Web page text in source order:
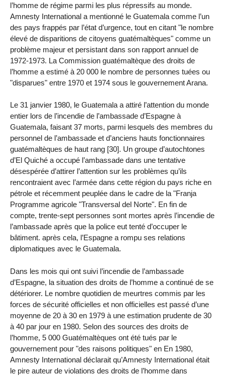
l’homme de régime parmi les plus répressifs au monde.
Amnesty International a mentionné le Guatemala comme l’un
des pays frappés par l’état d’urgence, tout en citant "le nombre
élevé de disparitions de citoyens guatémaltèques" comme un
problème majeur et persistant dans son rapport annuel de
1972-1973. La Commission guatémaltèque des droits de
l’homme a estimé à 20 000 le nombre de personnes tuées ou
"disparues" entre 1970 et 1974 sous le gouvernement Arana.
Le 31 janvier 1980, le Guatemala a attiré l’attention du monde
entier lors de l’incendie de l’ambassade d’Espagne à
Guatemala, faisant 37 morts, parmi lesquels des membres du
personnel de l’ambassade et d’anciens hauts fonctionnaires
guatémaltèques de haut rang [30]. Un groupe d’autochtones
d’El Quiché a occupé l’ambassade dans une tentative
désespérée d’attirer l’attention sur les problèmes qu’ils
rencontraient avec l’armée dans cette région du pays riche en
pétrole et récemment peuplée dans le cadre de la "Franja
Programme agricole "Transversal del Norte". En fin de
compte, trente-sept personnes sont mortes après l’incendie de
l’ambassade après que la police eut tenté d’occuper le
bâtiment. après cela, l’Espagne a rompu ses relations
diplomatiques avec le Guatemala.
Dans les mois qui ont suivi l’incendie de l’ambassade
d’Espagne, la situation des droits de l’homme a continué de se
détériorer. Le nombre quotidien de meurtres commis par les
forces de sécurité officielles et non officielles est passé d’une
moyenne de 20 à 30 en 1979 à une estimation prudente de 30
à 40 par jour en 1980. Selon des sources des droits de
l’homme, 5 000 Guatémaltèques ont été tués par le
gouvernement pour "des raisons politiques" en En 1980,
Amnesty International déclarait qu’Amnesty International était
le pire auteur de violations des droits de l’homme dans